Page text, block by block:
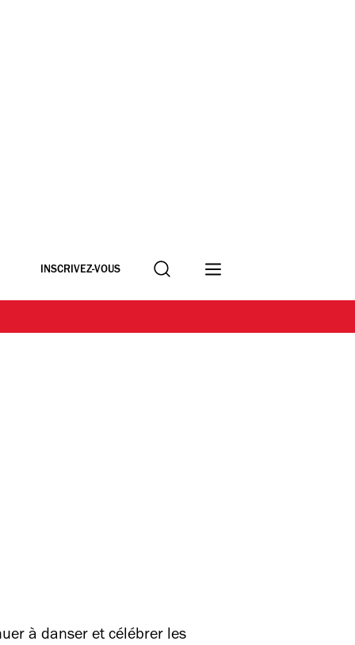
INSCRIVEZ-VOUS Recherche
à danser et célébrer les